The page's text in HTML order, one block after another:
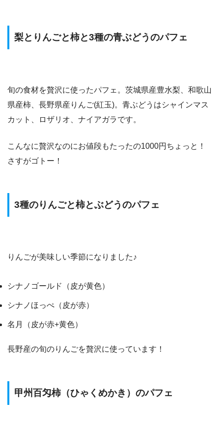
梨とりんごと柿と3種の青ぶどうのパフェ
旬の食材を贅沢に使ったパフェ。茨城県産豊水梨、和歌山
県産柿、長野県産りんご(紅玉)。青ぶどうはシャインマス
カット、ロザリオ、ナイアガラです。
こんなに贅沢なのにお値段もたったの1000円ちょっと！
さすがゴトー！
3種のりんごと柿とぶどうのパフェ
りんごが美味しい季節になりました♪
シナノゴールド（皮が黄色）
シナノほっぺ（皮が赤）
名月（皮が赤+黄色）
長野産の旬のりんごを贅沢に使っています！
甲州百匁柿（ひゃくめかき）のパフェ